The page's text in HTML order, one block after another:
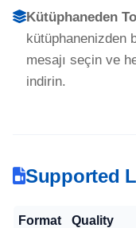
Kütüphaneden
kütüphanenizden
mesajı seçin ve
indirin.
Supported
Format Quality